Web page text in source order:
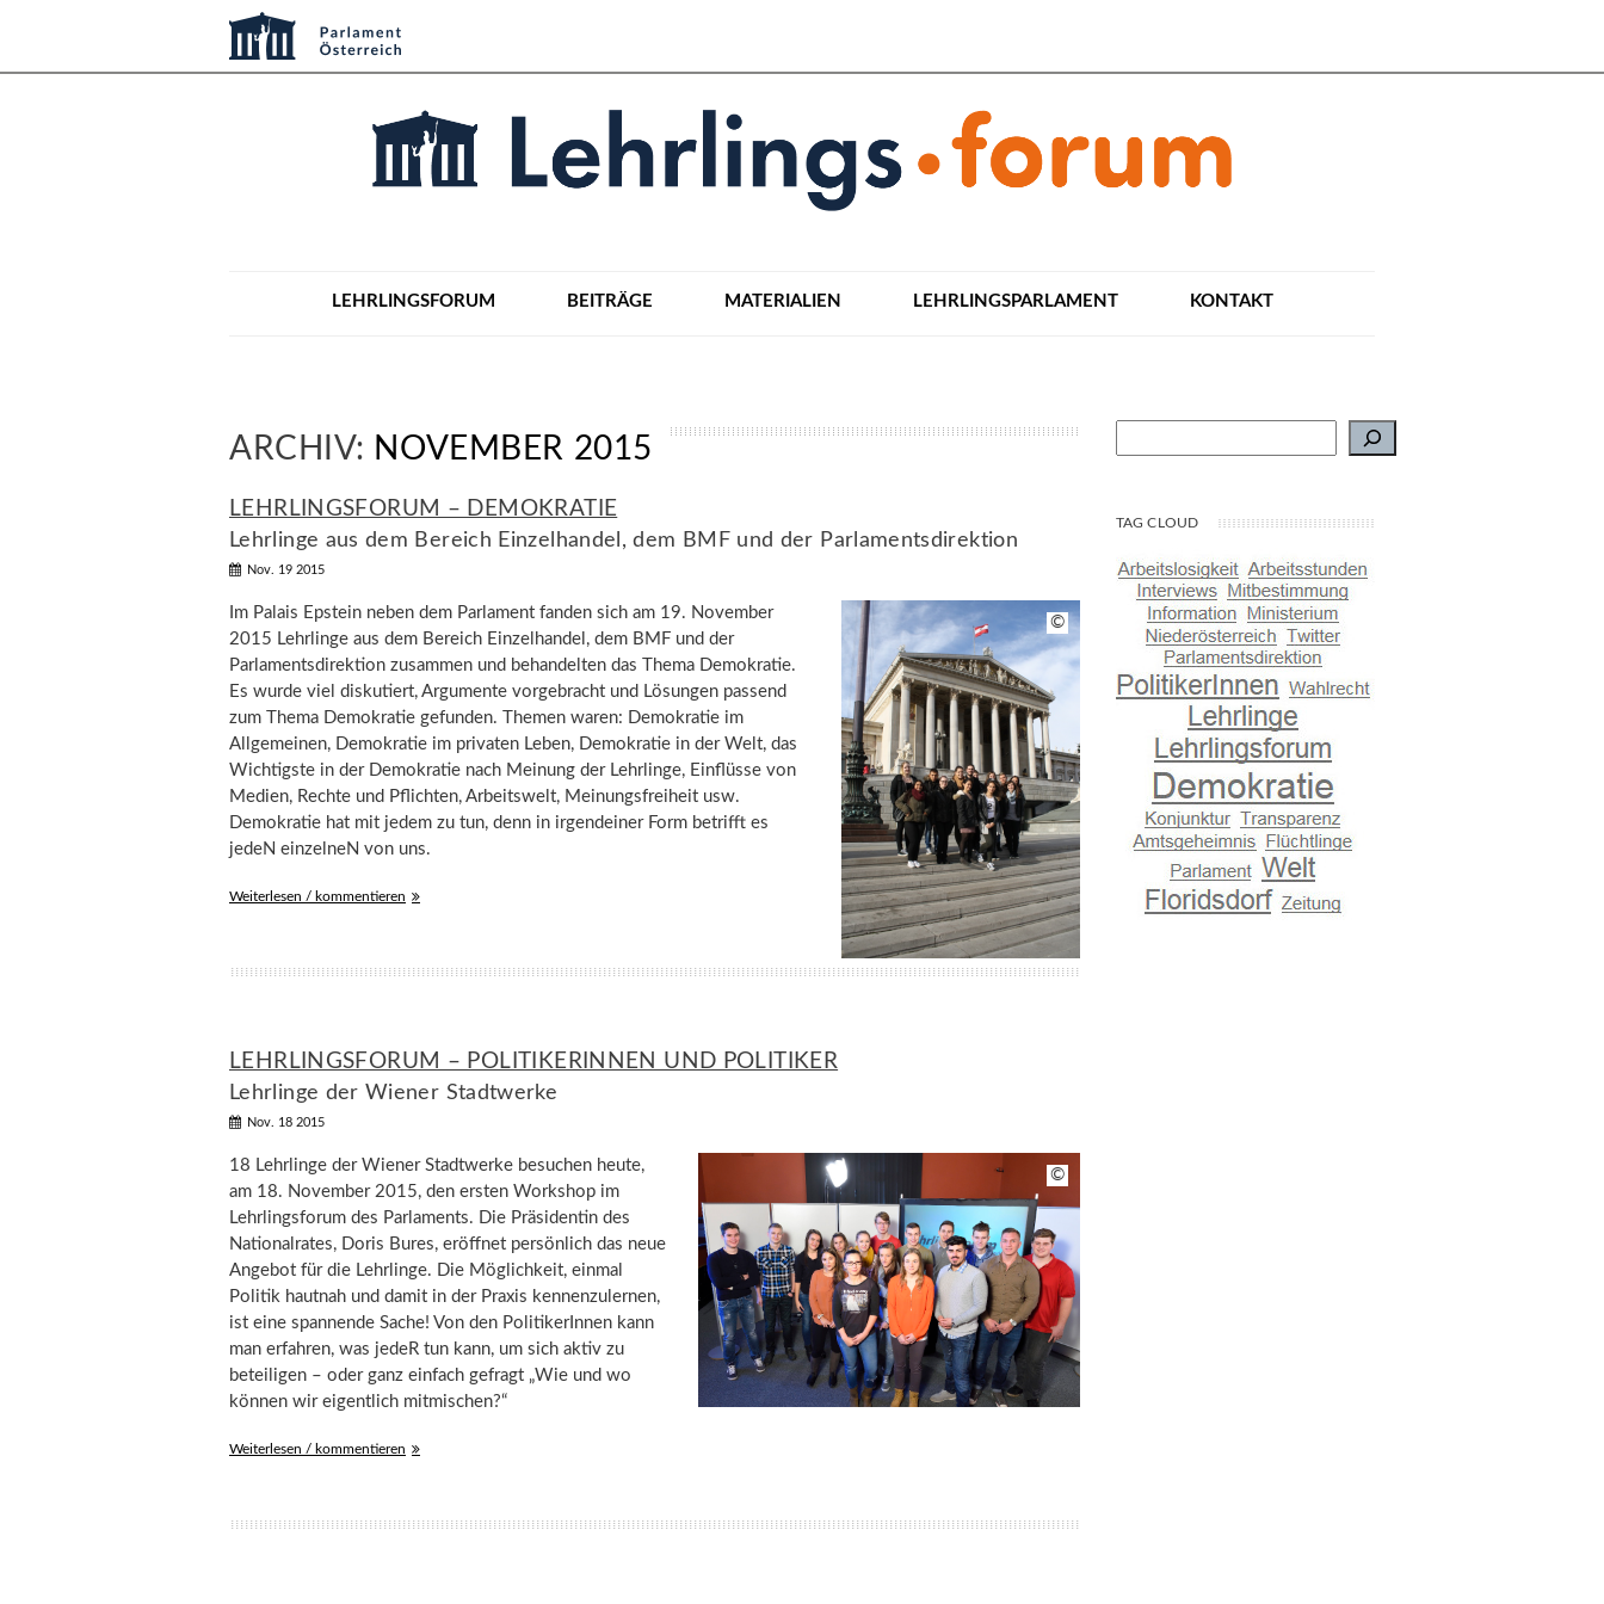
LEHRLINGSFORUM BEITRÄGE MATERIALIEN LEHRLINGSPARLAMENT KONTAKT
ARCHIV: NOVEMBER 2015
LEHRLINGSFORUM – DEMOKRATIE
Lehrlinge aus dem Bereich Einzelhandel, dem BMF und der Parlamentsdirektion
Nov. 19 2015
Im Palais Epstein neben dem Parlament fanden sich am 19. November
2015 Lehrlinge aus dem Bereich Einzelhandel, dem BMF und der
Parlamentsdirektion zusammen und behandelten das Thema Demokratie.
Es wurde viel diskutiert, Argumente vorgebracht und Lösungen passend
zum Thema Demokratie gefunden. Themen waren: Demokratie im
Allgemeinen, Demokratie im privaten Leben, Demokratie in der Welt, das
Wichtigste in der Demokratie nach Meinung der Lehrlinge, Einflüsse von
Medien, Rechte und Pflichten, Arbeitswelt, Meinungsfreiheit usw.
Demokratie hat mit jedem zu tun, denn in irgendeiner Form betrifft es
jedeN einzelneN von uns.
©
Weiterlesen / kommentieren
LEHRLINGSFORUM – POLITIKERINNEN UND POLITIKER
Lehrlinge der Wiener Stadtwerke
Nov. 18 2015
18 Lehrlinge der Wiener Stadtwerke besuchen heute,
am 18. November 2015, den ersten Workshop im
Lehrlingsforum des Parlaments. Die Präsidentin des
Nationalrates, Doris Bures, eröffnet persönlich das neue
Angebot für die Lehrlinge. Die Möglichkeit, einmal
Politik hautnah und damit in der Praxis kennenzulernen,
ist eine spannende Sache! Von den PolitikerInnen kann
man erfahren, was jedeR tun kann, um sich aktiv zu
beteiligen – oder ganz einfach gefragt „Wie und wo
können wir eigentlich mitmischen?“
©
Weiterlesen / kommentieren
Suchen
TAG CLOUD